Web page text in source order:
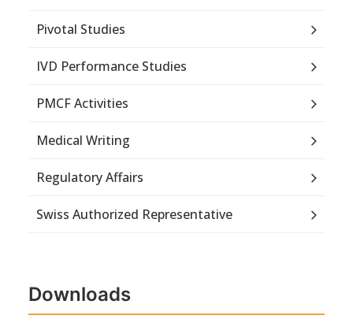
Pivotal Studies
IVD Performance Studies
PMCF Activities
Medical Writing
Regulatory Affairs
Swiss Authorized Representative
Downloads